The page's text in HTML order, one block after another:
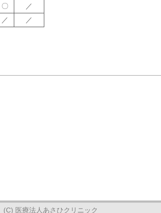
〇
／
／ ／
(C) 医療法人あさひクリニック